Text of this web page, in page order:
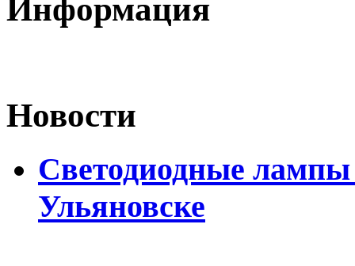
Информация
Новости
Светодиодные
Ульяновске